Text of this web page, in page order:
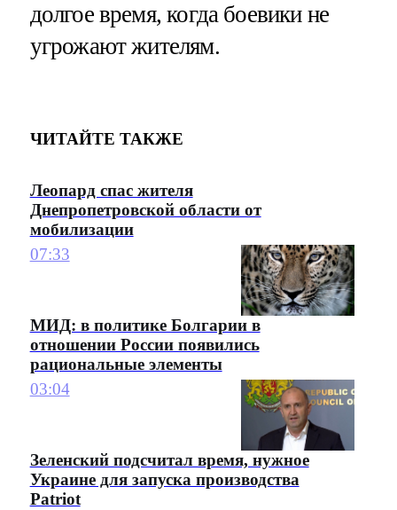
долгое время, когда боевики не
угрожают жителям.
ЧИТАЙТЕ ТАКЖЕ
Леопард спас жителя
Днепропетровской области от
мобилизации
07:33
МИД: в политике Болгарии в
отношении России появились
рациональные элементы
03:04
Зеленский подсчитал время, нужное
Украине для запуска производства
Patriot